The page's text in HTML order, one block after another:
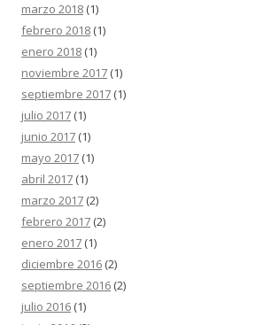
marzo 2018 (1)
febrero 2018 (1)
enero 2018 (1)
noviembre 2017 (1)
septiembre 2017 (1)
julio 2017 (1)
junio 2017 (1)
mayo 2017 (1)
abril 2017 (1)
marzo 2017 (2)
febrero 2017 (2)
enero 2017 (1)
diciembre 2016 (2)
septiembre 2016 (2)
julio 2016 (1)